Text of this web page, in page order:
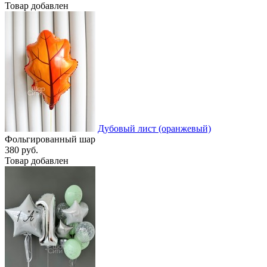
Товар добавлен
Дубовый лист (оранжевый)
Фольгированный шар
380 руб.
Товар добавлен